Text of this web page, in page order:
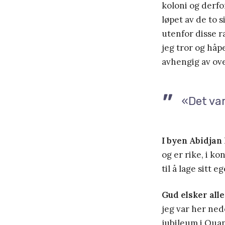
koloni og
løpet av de to
utenfor disse
jeg tror og
avhengig av
«Det
I byen Abidjan
og er rike, i
til å lage sitt
Gud elsker alle
jeg var her